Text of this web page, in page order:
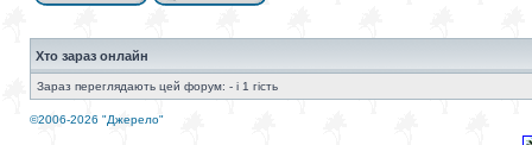
Хто зараз онлайн
Зараз переглядають цей форум: - і 1 гість
©2006-2026 "Джерело"